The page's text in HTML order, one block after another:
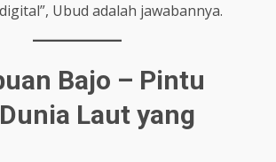
Ubud adalah jawabannya.
Bajo – Pintu
Laut yang